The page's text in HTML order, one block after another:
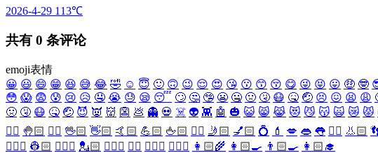
2026-4-29 113℃
共有 0 条评论
emoji表情
😀 😃 😄 😁 😆 😅 😂 🤣 ☺️ 😇 🙂 🙃 😉 😌 😍 😘 😗 😙 😚 😋 😜 😝 😛 🤑 🤓
😳 😱 😨 😰 😢 😥 🤤 😭 😓 😪 😴 🙄 🤔 🤥 😬 🤐 🤢 🤧 😷 🤒 🤕 😣 😖 😫 😩
🤢 🤧 😷 🤒 🤕 😈 👿 👹 👺 💩 👻 💀 ☠️ 👽 👾 🤖 🎃 😺 😸 😹 😻 😼 😽 🙀 😿 😾
✋🏻 🤚🏻 🖐🏻 🖖🏻 👋🏻 🤙🏻 💪🏻 🖕🏻 ✍🏻 🤳🏻 💅🏻 💍 💄 💋 👄 👅 👂🏻 👃🏻
👷🏻‍♀️ 👷🏻 💂🏻‍♀️ 💂🏻 🕵🏻‍♀️ 🕵🏻 👩🏻‍⚕️ 👨🏻‍⚕️ 👩🏻‍🌾 👩🏻‍🍳 👨🏻‍🍳 👩🏻‍🎓